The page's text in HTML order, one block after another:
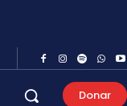
Donar